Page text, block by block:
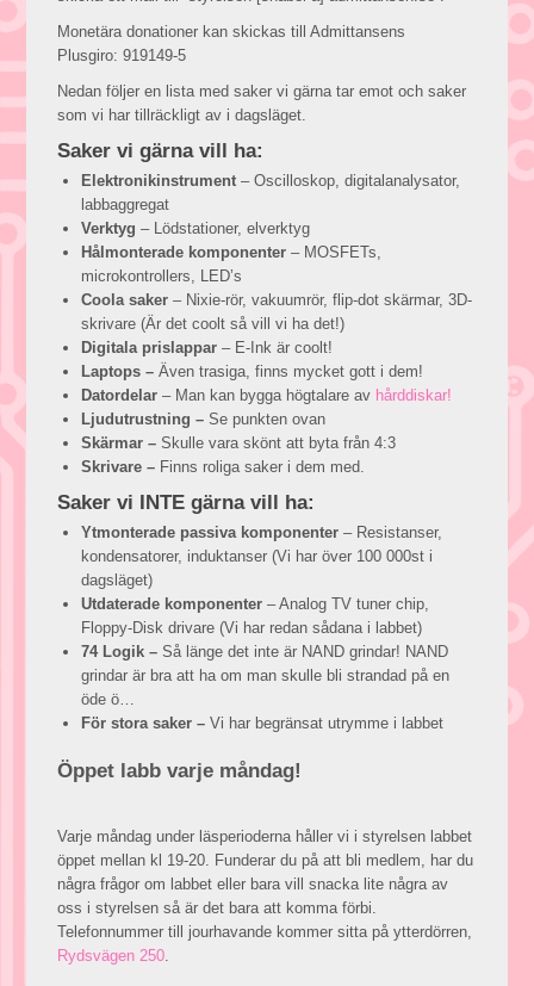
Monetära donationer kan skickas till Admittansens
Plusgiro: 919149-5
Nedan följer en lista med saker vi gärna tar emot och saker
som vi har tillräckligt av i dagsläget.
Saker vi gärna vill ha:
Elektronikinstrument – Oscilloskop, digitalanalysator,
labbaggregat
Verktyg – Lödstationer, elverktyg
Hålmonterade komponenter – MOSFETs,
microkontrollers, LED’s
Coola saker – Nixie-rör, vakuumrör, flip-dot skärmar, 3D-
skrivare (Är det coolt så vill vi ha det!)
Digitala prislappar – E-Ink är coolt!
Laptops –Även trasiga, finns mycket gott i dem!
Datordelar– Man kan bygga högtalare av hårddiskar!
Ljudutrustning – Se punkten ovan
Skärmar –Skulle vara skönt att byta från 4:3
Skrivare – Finns roliga saker i dem med.
Saker vi INTE gärna vill ha:
Ytmonterade passiva komponenter– Resistanser,
kondensatorer, induktanser (Vi har över 100 000st i
dagsläget)
Utdaterade komponenter– Analog TV tuner chip,
Floppy-Disk drivare (Vi har redan sådana i labbet)
74 Logik –Så länge det inte är NAND grindar! NAND
grindar är bra att ha om man skulle bli strandad på en
öde ö…
För stora saker –Vi har begränsat utrymme i labbet
Öppet labb varje måndag!
Varje måndag under läsperioderna håller vi i styrelsen labbet
öppet mellan kl 19-20. Funderar du på att bli medlem, har du
några frågor om labbet eller bara vill snacka lite några av
oss i styrelsen så är det bara att komma förbi.
Telefonnummer till jourhavande kommer sitta på ytterdörren,
Rydsvägen 250